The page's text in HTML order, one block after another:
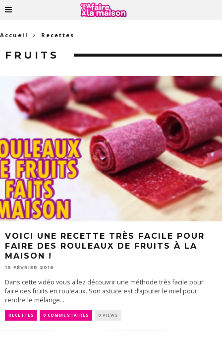
Accueil Recettes
FRUITS
VOICI UNE RECETTE TRÈS FACILE POUR
FAIRE DES ROULEAUX DE FRUITS À LA
MAISON !
19 FÉVRIER 2016
Dans cette vidéo vous allez découvrir une méthode très facile pour
faire des fruits en rouleaux. Son astuce est d’ajouter le miel pour
rendre le mélange...
RECETTES 0 COMMENTAIRES 0 VIEWS